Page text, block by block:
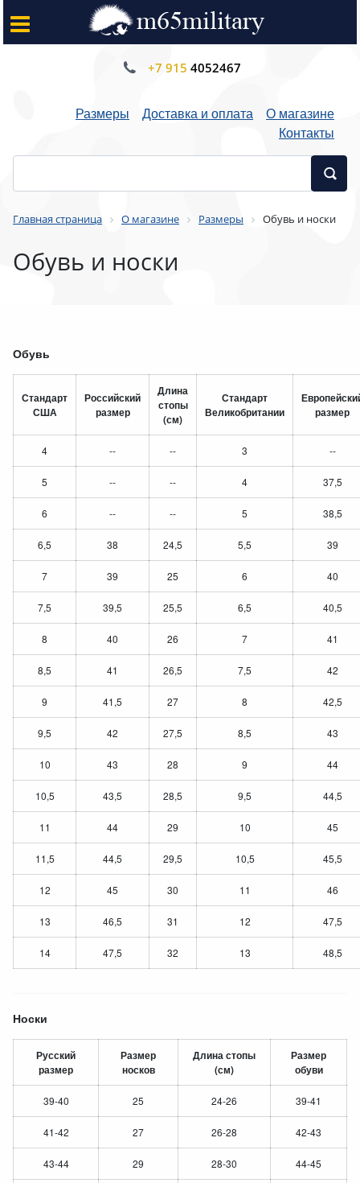
+7 915 4052467
Размеры Доставка и оплата
О магазине
Контакты
Главная страница О магазине Размеры Обувь и носки
Обувь и носки
Обувь
Стандарт
США
Российский
размер
Длина
стопы
(см)
Стандарт
Великобритании
размер
4 -- -- 3 --
5 -- -- 4 37,5
6 -- -- 5 38,5
6,5 38 24,5 5,5 39
7 39 25 6 40
7,5 39,5 25,5 6,5 40,5
8 40 26 7 41
8,5 41 26,5 7,5 42
9 41,5 27 8 42,5
9,5 42 27,5 8,5 43
10 43 28 9 44
10,5 43,5 28,5 9,5 44,5
11 44 29 10 45
11,5 44,5 29,5 10,5 45,5
12 45 30 11 46
13 46,5 31 12 47,5
14 47,5 32 13 48,5
Носки
Русский
размер
Размер
носков
Длина стопы
(см)
Размер
обуви
39-40 25 24-26 39-41
41-42 27 26-28 42-43
43-44 29 28-30 44-45